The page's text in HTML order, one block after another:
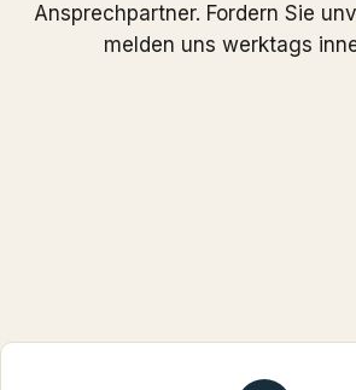
Ansprechpartner. Fordern Sie
melden uns werktags